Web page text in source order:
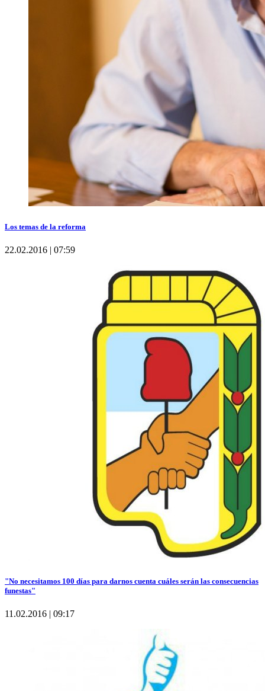
Los temas de la reforma
22.02.2016 | 07:59
"No necesitamos 100 días para darnos cuenta cuáles serán las consecuencias
funestas"
11.02.2016 | 09:17